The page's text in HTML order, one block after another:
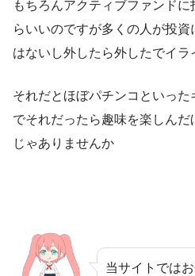
もちろんアクティブファンド
らいいのですが多くの人が投
はないし外したら外したでイラ
それだとほぼパチンコといっ
でそれだったら趣味を楽しん
じゃありませんか
当サイトでは